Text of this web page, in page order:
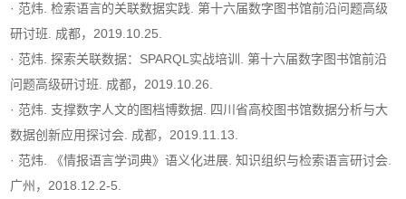
· 范炜. 检索语言的关联数据实践. 第十六届数字图书馆前沿问题高级
研讨班. 成都，2019.10.25.
· 范炜. 探索关联数据：SPARQL实战培训. 第十六届数字图书馆前沿
问题高级研讨班. 成都，2019.10.26.
· 范炜. 支撑数字人文的图档博数据. 四川省高校图书馆数据分析与大
数据创新应用探讨会. 成都，2019.11.13.
· 范炜. 《情报语言学词典》语义化进展. 知识组织与检索语言研讨会.
广州，2018.12.2-5.